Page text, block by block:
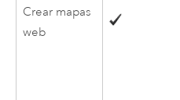
Crear mapas
web